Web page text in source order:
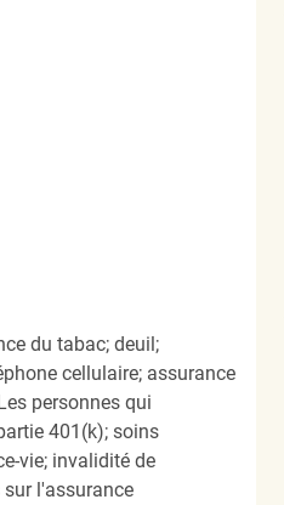
du tabac; deuil;
cellulaire; assurance
personnes qui
401(k); soins
vie; invalidité de
l'assurance